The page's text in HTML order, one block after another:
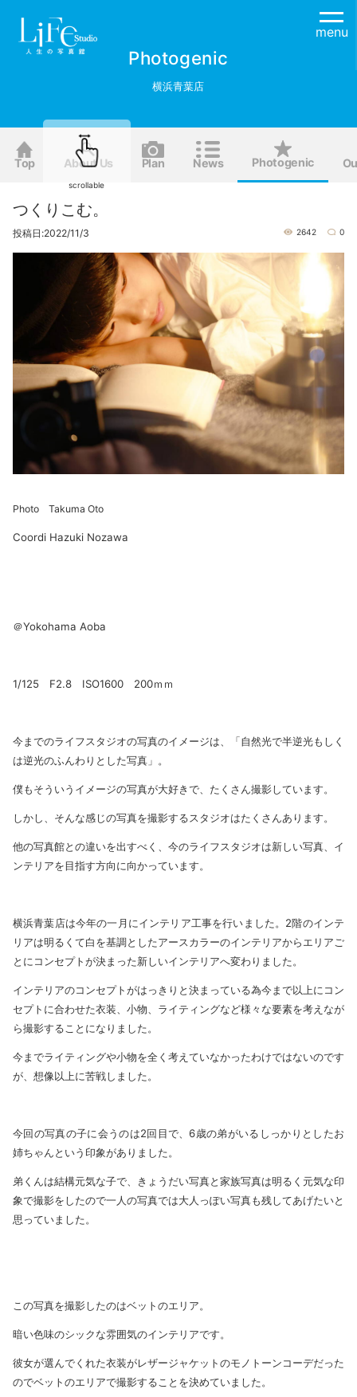
menu
Photogenic
横浜青葉店
Top About Us Plan News Photogenic
つくりこむ。
投稿日:2022/11/3 2642 0
Photo Takuma Oto
Coordi Hazuki Nozawa
＠Yokohama Aoba
1/125 F2.8 ISO1600 200ｍｍ
今までのライフスタジオの写真のイメージは、「自然光で半逆光もしく
は逆光のふんわりとした写真」。
僕もそういうイメージの写真が大好きで、たくさん撮影しています。
しかし、そんな感じの写真を撮影するスタジオはたくさんあります。
他の写真館との違いを出すべく、今のライフスタジオは新しい写真、イ
ンテリアを目指す方向に向かっています。
横浜青葉店は今年の一月にインテリア工事を行いました。2階のインテ
リアは明るくて白を基調としたアースカラーのインテリアからエリアご
とにコンセプトが決まった新しいインテリアへ変わりました。
インテリアのコンセプトがはっきりと決まっている為今まで以上にコン
セプトに合わせた衣装、小物、ライティングなど様々な要素を考えなが
ら撮影することになりました。
今までライティングや小物を全く考えていなかったわけではないのです
が、想像以上に苦戦しました。
今回の写真の子に会うのは2回目で、6歳の弟がいるしっかりとしたお
姉ちゃんという印象がありました。
弟くんは結構元気な子で、きょうだい写真と家族写真は明るく元気な印
象で撮影をしたので一人の写真では大人っぽい写真も残してあげたいと
思っていました。
この写真を撮影したのはベットのエリア。
暗い色味のシックな雰囲気のインテリアです。
彼女が選んでくれた衣装がレザージャケットのモノトーンコーデだった
のでベットのエリアで撮影することを決めていました。